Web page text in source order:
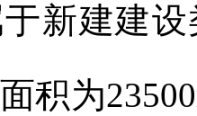
新建建
积为